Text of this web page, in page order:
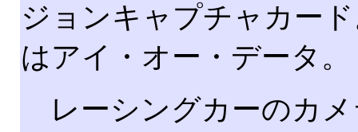
ジョンキャプチャカー
はアイ・オー・データ。
レーシングカーのカメ